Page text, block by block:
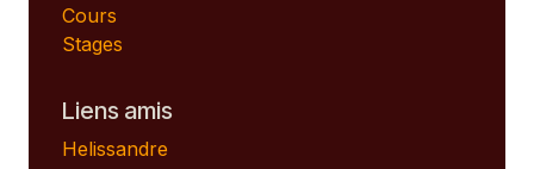
Cours
Stages
Liens amis
Helissandre